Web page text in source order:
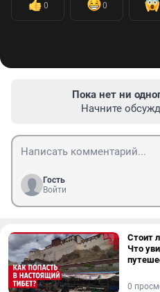
0 0
Пока нет ни
Начните
Гость
Войти
Стоит
Что
0